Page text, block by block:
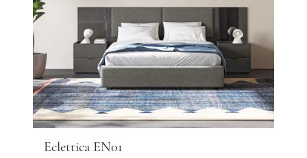
Eclettica EN01